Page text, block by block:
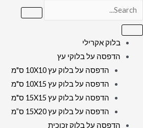
בלוק אקרילי
הדפסה על בלוקי עץ
הדפסה על בלוק עץ 10X10 ס"מ
הדפסה על בלוק עץ 10X15 ס"מ
הדפסה על בלוק עץ 15X15 ס"מ
הדפסה על בלוק עץ 15X20 ס”מ
הדפסה על בלוק זכוכית